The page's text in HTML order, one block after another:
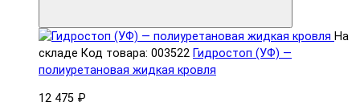
На
складе Код товара: 003522 Гидростоп (УФ) —
полиуретановая жидкая кровля
12 475 ₽